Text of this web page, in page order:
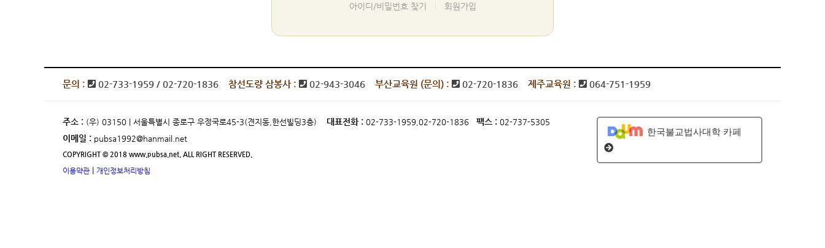
아이디/비밀번호 찾기 회원가입
문의 : 02-733-1959 / 02-720-1836 참선도량 삼봉사 : 02-943-3046 부산교육원 (문의) : 02-720-1836 제주교육원 : 064-751-1959
한국불교법사대학 카페
주소 : (우) 03150 | 서울특별시 종로구 우정국로45-3(견지동,한선빌딩3층) 대표전화 : 02-733-1959,02-720-1836 팩스 : 02-737-5305
이메일 : pubsa1992@hanmail.net
COPYRIGHT © 2018 www.pubsa.net. ALL RIGHT RESERVED.
이용약관 | 개인정보처리방침